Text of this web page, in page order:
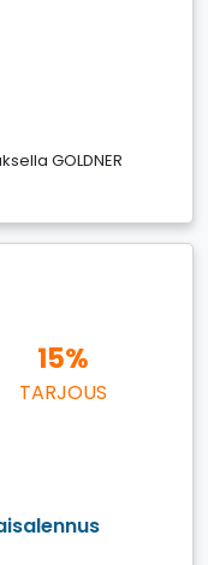
GOLDNER
15%
TARJOUS